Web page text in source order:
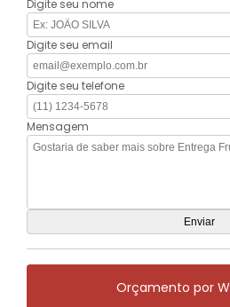
Digite seu nome
Digite seu email
Digite seu telefone
Mensagem
Orçamento por